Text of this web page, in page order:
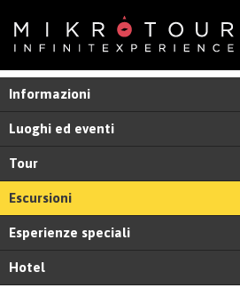
Informazioni
Luoghi ed eventi
Tour
Escursioni
Esperienze speciali
Hotel